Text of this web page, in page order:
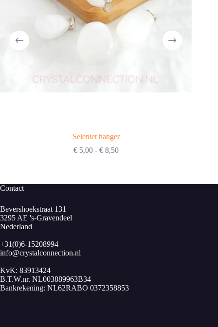
Seleniet hanger
€5,00 - €8,50Prijsklasse:
Contact
Bevershoekstraat 131
3295 AE 's-Gravendeel
Nederland
+31(0)6-15208994
info@crystalconnection.nl
KvK: 83913424
B.T.W.nr. NL003889963B34
Bankrekening: NL62RABO 0372358853